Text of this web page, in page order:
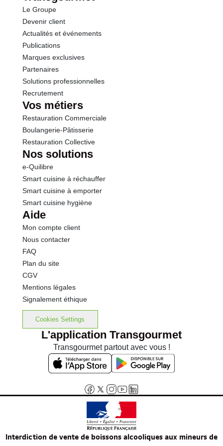
Protéines
Sel
Calcium
Le Groupe
Devenir client
Actualités et événements
Publications
Marques exclusives
Partenaires
Solutions professionnelles
Recrutement
Vos métiers
Restauration Commerciale
Boulangerie-Pâtisserie
Restauration Collective
Nos solutions
e-Quilibre
Smart cuisine à réchauffer
Smart cuisine à emporter
Smart cuisine hygiène
Aide
Mon compte client
Nous contacter
FAQ
Plan du site
CGV
Mentions légales
Signalement éthique
Cookies Settings
L'application Transgourmet
Transgourmet partout avec vous !
Interdiction de vente de boissons alcooliques aux mineurs de